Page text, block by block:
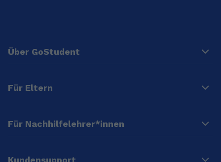
Über GoStudent
Für Eltern
Für Nachhilfelehrer*innen
Kundensupport